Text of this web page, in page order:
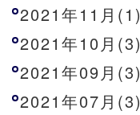
2021年11月(1)
2021年10月(3)
2021年09月(3)
2021年07月(3)